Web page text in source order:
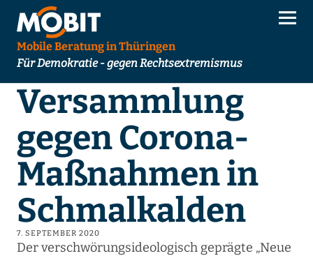
Mobile Beratung in Thüringen
Für Demokratie - gegen Rechtsextremismus
Versammlung
gegen Corona-
Maßnahmen in
Schmalkalden
7. SEPTEMBER 2020
Der verschwörungsideologisch geprägte „Neue